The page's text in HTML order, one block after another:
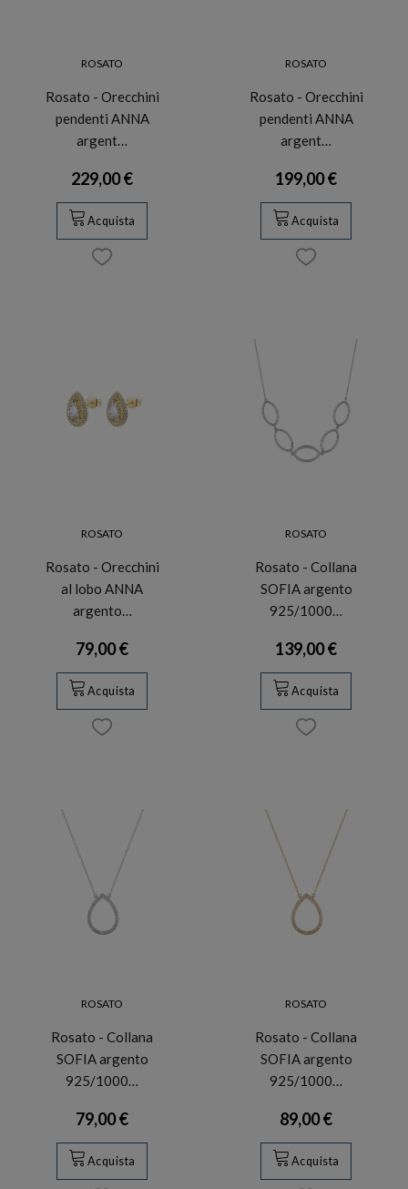
ROSATO
Rosato - Orecchini
pendenti ANNA
argent…
229,00 €
Acquista
ROSATO
Rosato - Orecchini
pendenti ANNA
argent…
199,00 €
Acquista
ROSATO
Rosato - Orecchini
al lobo ANNA
argento…
79,00 €
Acquista
ROSATO
Rosato - Collana
SOFIA argento
925/1000…
139,00 €
Acquista
ROSATO
Rosato - Collana
SOFIA argento
925/1000…
79,00 €
Acquista
ROSATO
Rosato - Collana
SOFIA argento
925/1000…
89,00 €
Acquista